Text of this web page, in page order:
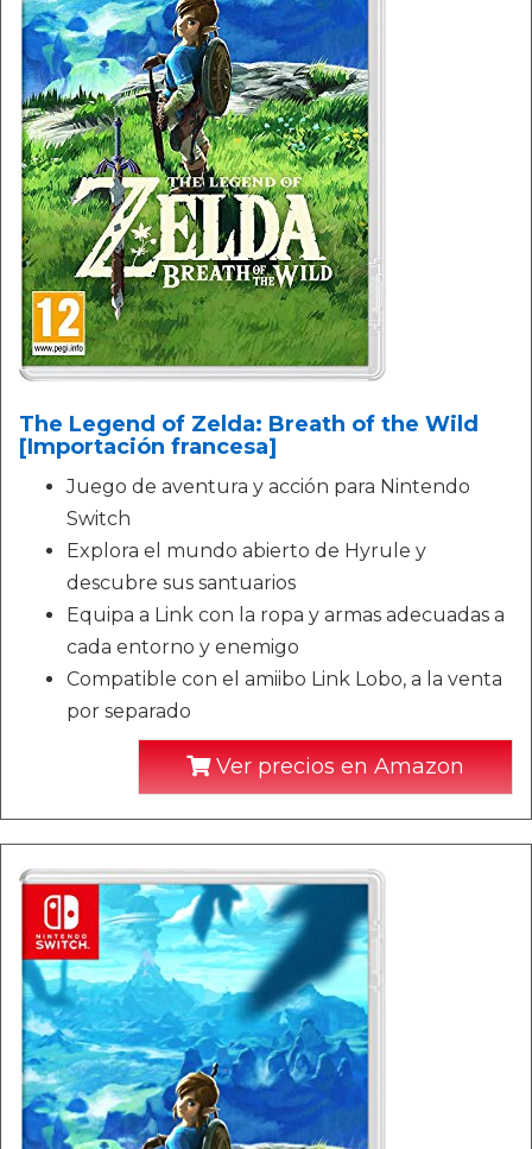
The Legend of Zelda: Breath of the Wild
[Importación francesa]
Juego de aventura y acción para Nintendo
Switch
Explora el mundo abierto de Hyrule y
descubre sus santuarios
Equipa a Link con la ropa y armas adecuadas a
cada entorno y enemigo
Compatible con el amiibo Link Lobo, a la venta
por separado
Ver precios en Amazon